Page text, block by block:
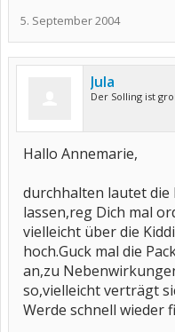
5. September 2004
Jula
Der Solling ist
Hallo Annemarie,
durchhalten lautet
lassen,reg Dich mal
vielleicht über die
hoch.Guck mal die
an,zu
so,vielleicht verträgt
Werde schnell wieder